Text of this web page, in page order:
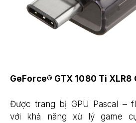
GeForce® GTX 1080 Ti XLR8
Được trang bị GPU Pascal –
với khả năng xử lý game